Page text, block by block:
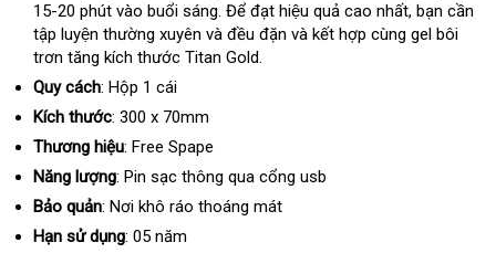
xét
15-20 phút vào buổi sángLazada
. Để đạt hiệu quả cao nhấttại
nhà
, bạn cần
tập luyện thường xuyên và đều đặn và kết hợp cùng gel bôi
trơn tăng kích thước Titan Gold.
Quy cách: Hộp 1 cái
Kích thước: 300 x 70mm
Thương hiệu: Free Spape
Năng lượng: Pin sạc thông qua cổng usb
Bảo quản: Nơi khô ráo thoáng mát
Hạn sử dụng: 05 năm